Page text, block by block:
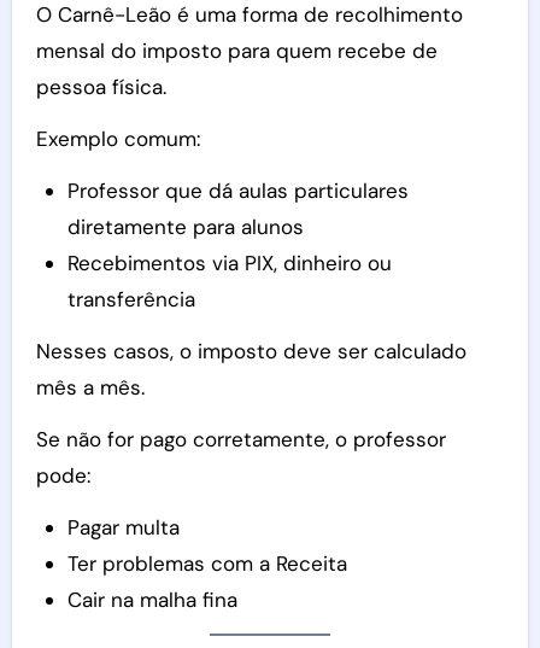
O Carnê-Leão é uma forma de recolhimento
mensal do imposto para quem recebe de
pessoa física.
Exemplo comum:
Professor que dá aulas particulares
diretamente para alunos
Recebimentos via PIX, dinheiro ou
transferência
Nesses casos, o imposto deve ser calculado
mês a mês.
Se não for pago corretamente, o professor
pode:
Pagar multa
Ter problemas com a Receita
Cair na malha fina